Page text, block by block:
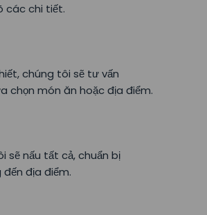
các chi tiết.
chúng tôi sẽ tư vấn
chọn món ăn hoặc địa điểm.
sẽ nấu tất cả, chuẩn bị
địa điểm.